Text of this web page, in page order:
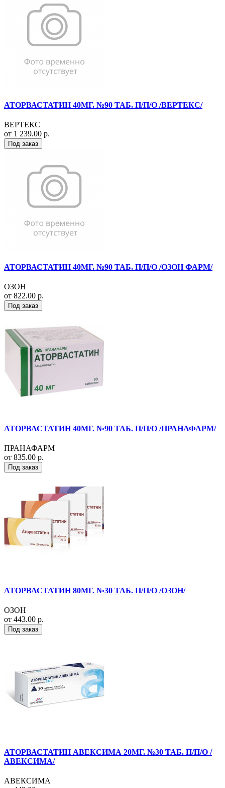
АТОРВАСТАТИН 40МГ. №90 ТАБ. П/П/О /ВЕРТЕКС/
ВЕРТЕКС
от 1 239.00 р.
Под заказ
АТОРВАСТАТИН 40МГ. №90 ТАБ. П/П/О /ОЗОН ФАРМ/
ОЗОН
от 822.00 р.
Под заказ
АТОРВАСТАТИН 40МГ. №90 ТАБ. П/П/О /ПРАНАФАРМ/
ПРАНАФАРМ
от 835.00 р.
Под заказ
АТОРВАСТАТИН 80МГ. №30 ТАБ. П/П/О /ОЗОН/
ОЗОН
от 443.00 р.
Под заказ
АТОРВАСТАТИН АВЕКСИМА 20МГ. №30 ТАБ. П/П/О /
АВЕКСИМА/
АВЕКСИМА